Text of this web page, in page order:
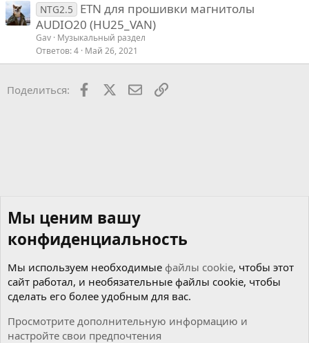
NTG2.5
ETN для прошивки магнитолы
AUDIO20 (HU25_VAN)
Gav Музыкальный раздел
Ответов 4 Май 26, 2021
Поделиться: Facebook ПочтаСсылкой
Мы ценим вашу
конфиденциальность
Мы используем необходимые файлы cookie, чтобы этот
сайт работал, и необязательные файлы cookie, чтобы
сделать его более удобным для вас.
Просмотрите дополнительную информацию и
настройте свои предпочтения